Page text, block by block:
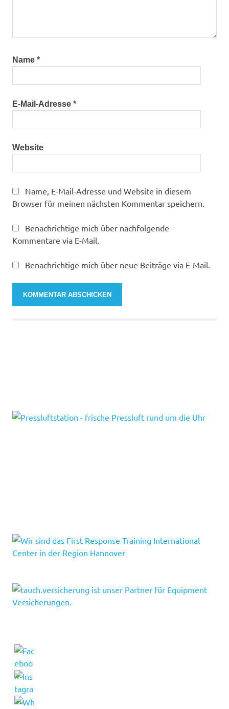
Name *
E-Mail-Adresse *
Website
Name, E-Mail-Adresse und Website in diesem
Browser für meinen nächsten Kommentar speichern.
Benachrichtige mich über nachfolgende
Kommentare via E-Mail.
Benachrichtige mich über neue Beiträge via E-Mail.